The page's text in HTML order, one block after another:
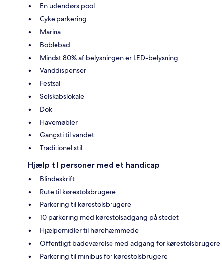
En udendørs pool
Cykelparkering
Marina
Boblebad
Mindst 80% af belysningen er LED-belysning
Vanddispenser
Festsal
Selskabslokale
Dok
Havemøbler
Gangsti til vandet
Traditionel stil
Hjælp til personer med et handicap
Blindeskrift
Rute til kørestolsbrugere
Parkering til kørestolsbrugere
10 parkering med kørestolsadgang på stedet
Hjælpemidler til hørehæmmede
Offentligt badeværelse med adgang for kørestolsbrugere
Parkering til minibus for kørestolsbrugere